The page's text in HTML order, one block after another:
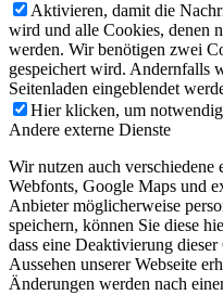
Aktivieren, damit die
wird und alle Cookies, denen
werden. Wir benötigen zwei
gespeichert wird. Andernfalls
Seitenladen eingeblendet
Hier klicken, um
Andere externe Dienste
Wir nutzen auch
Webfonts, Google Maps und
Anbieter möglicherweise
speichern, können Sie diese
dass eine Deaktivierung
Aussehen unserer Webseite
Änderungen werden nach